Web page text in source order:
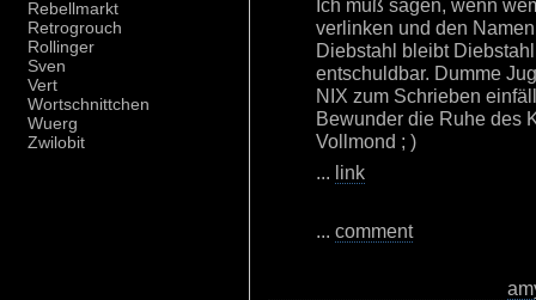
Rebellmarkt
Retrogrouch
Rollinger
Sven
Vert
Wortschnittchen
Wuerg
Zwilobit
Ich muß sagen, wenn
verlinken und den
Diebstahl bleibt
entschuldbar. Dumme
NIX zum Schrieben
Bewunder die Ruhe des
Vollmond ; )
... link
... comment